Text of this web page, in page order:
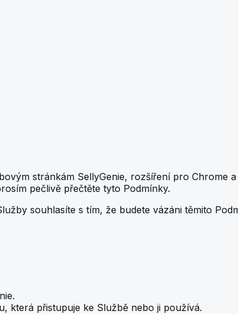
stránkám SellyGenie, rozšíření pro Chrome
pečlivě přečtěte tyto Podmínky.
souhlasíte s tím, že budete vázáni těmito
která přistupuje ke Službě nebo ji používá.